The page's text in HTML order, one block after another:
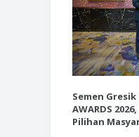
Semen Gresik
AWARDS
Pilihan